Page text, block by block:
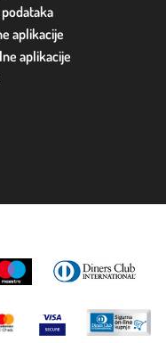
aplikacije
aplikacije